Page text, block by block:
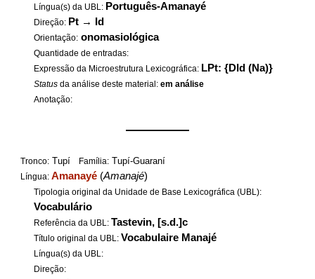
Língua(s) da UBL: Português-Amanayé
Direção: Pt → Id
Orientação: onomasiológica
Quantidade de entradas:
Expressão da Microestrutura Lexicográfica: LPt: {DId (Na)}
Status da análise deste material:em análise
Anotação:
——————
Tronco: Tupí Família: Tupí-Guaraní
Língua:Amanayé (Amanajé)
Tipologia original da Unidade de Base Lexicográfica (UBL):
Vocabulário
Referência da UBL: Tastevin, [s.d.]c
Título original da UBL: Vocabulaire Manajé
Língua(s) da UBL:
Direção: